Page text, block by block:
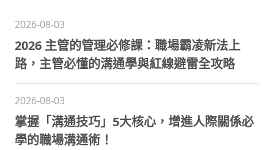
2026-08-03
2026 主管的管理必修課：職場霸凌新法上
路，主管必懂的溝通學與紅線避雷全攻略
2026-08-03
掌握「溝通技巧」5大核心，增進人際關係必
學的職場溝通術！